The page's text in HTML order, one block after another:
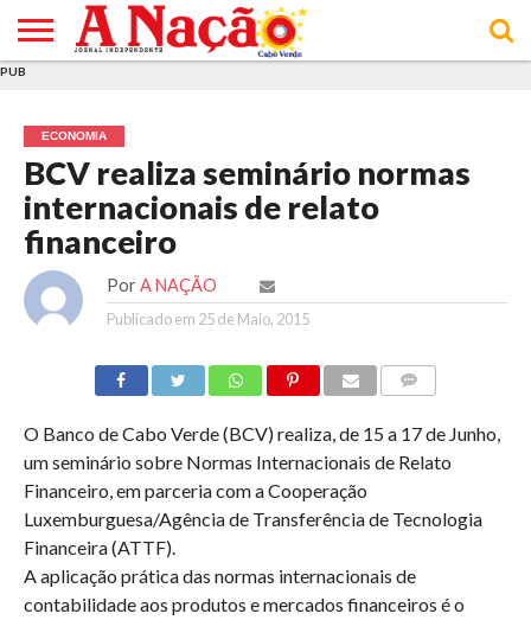
E DE
COOKIES
DE
UTILIZAÇÃO
PUB
ECONOMIA
BCV realiza seminário normas
internacionais de relato
financeiro
Por A NAÇÃO
Publicado em 25 de Maio, 2015
O Banco de Cabo Verde (BCV) realiza, de 15 a 17 de Junho,
um seminário sobre Normas Internacionais de Relato
Financeiro, em parceria com a Cooperação
Luxemburguesa/Agência de Transferência de Tecnologia
Financeira (ATTF).
A aplicação prática das normas internacionais de
contabilidade aos produtos e mercados financeiros é o